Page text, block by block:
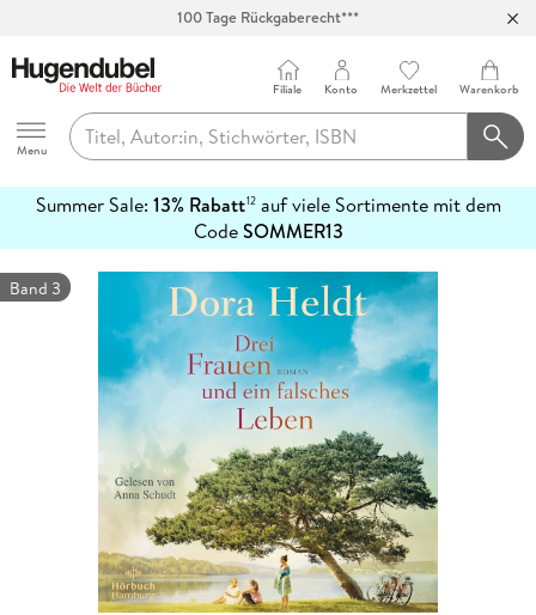
Abholung in über 100 Filialen
Hugendubel
Menu
Filiale Konto Merkzettel Warenkorb
Summer Sale: 13% Rabatt12auf viele Sortimente mit dem
CodeSOMMER13
erfahren
Band 3